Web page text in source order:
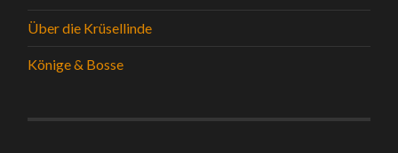
Über die Krüsellinde
Könige & Bosse